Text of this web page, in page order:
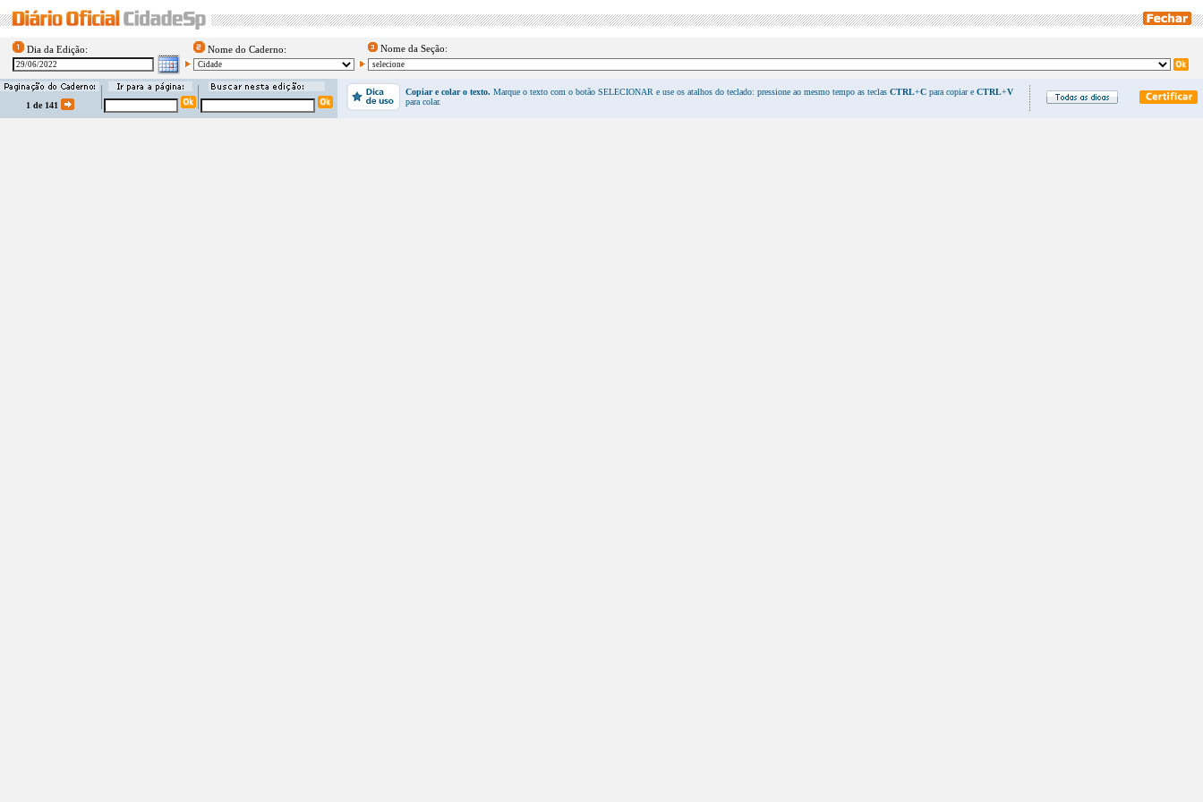
Dia da Edição: Nome do Caderno: Nome da Seção:
1 de 141
Copiar e colar o texto. Marque o texto com o botão SELECIONAR e use os atalhos do teclado: pressione ao mesmo tempo as teclas CTRL+C para copiar e CTRL+V
para colar.